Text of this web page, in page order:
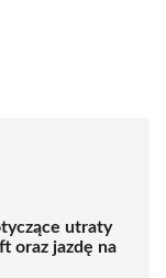
utraty
oraz jazdę na